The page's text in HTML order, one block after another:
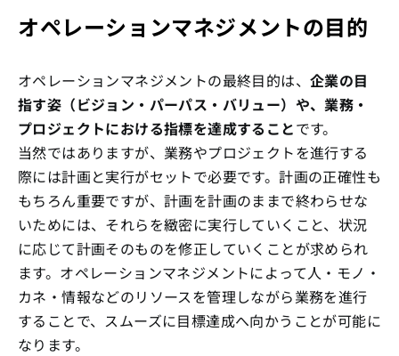
オペレーションマネジメントの目的
オペレーションマネジメントの最終目的は、 企業の目
指す姿（ビジョン・パーパス・バリュー）や、業務・
プロジェクトにおける指標を達成することです。
当然ではありますが、業務やプロジェクトを進行する
際には計画と実行がセットで必要です。計画の正確性も
もちろん重要ですが、計画を計画のままで終わらせな
いためには、それらを緻密に実行していくこと、状況
に応じて計画そのものを修正していくことが求められ
ます。オペレーションマネジメントによって人・モノ・
カネ・情報などのリソースを管理しながら業務を進行
することで、スムーズに目標達成へ向かうことが可能に
なります。